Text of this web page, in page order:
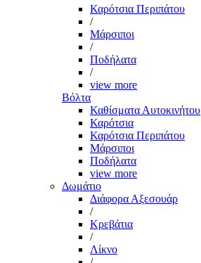
Καρότσια Περιπάτου
/
Μάρσιποι
/
Ποδήλατα
/
view more
Βόλτα
Καθίσματα Αυτοκινήτου
Καρότσια
Καρότσια Περιπάτου
Μάρσιποι
Ποδήλατα
view more
Δωμάτιο
Διάφορα Αξεσουάρ
/
Κρεβάτια
/
Λίκνο